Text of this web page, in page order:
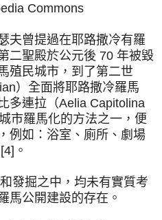
Commons
夫曾提過在耶路撒冷有羅
二聖殿於公元後 70 年被毀
殖民城市，到了第二世
）全面將耶路撒冷羅馬
多連拉（Aelia Capitolina
市羅馬化的方法之一，便
例如：浴室、廁所、劇場
。
發掘之中，均未有實質考
馬公開建設的存在。